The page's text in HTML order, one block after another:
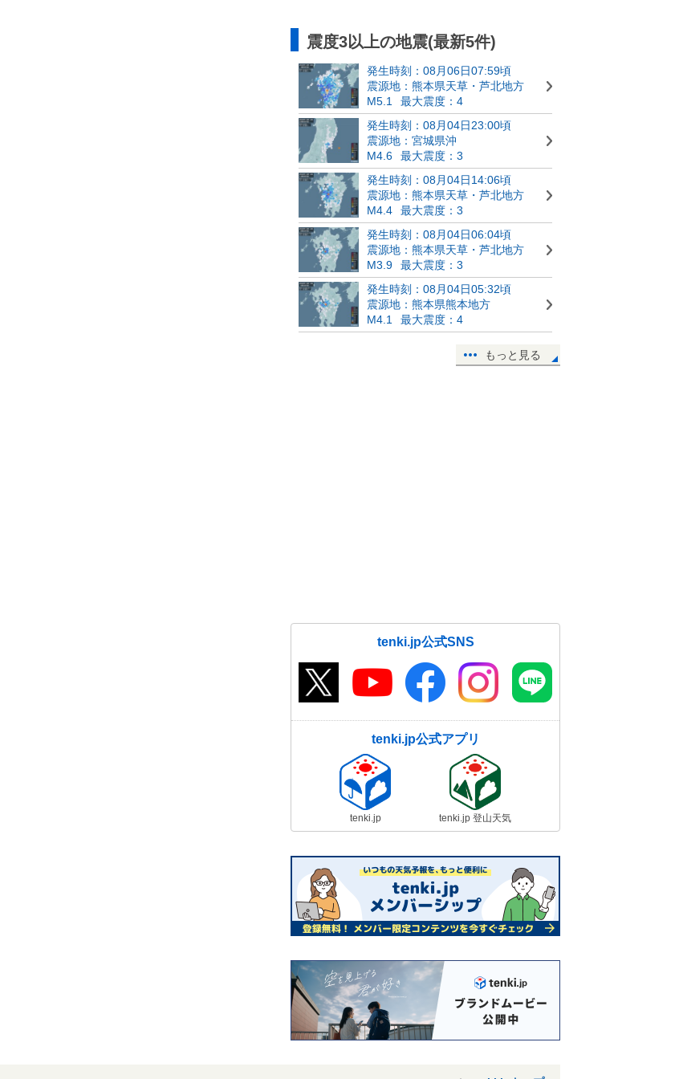
震度3以上の地震(最新5件)
発生時刻：08月06日07:59頃
震源地：熊本県天草・芦北地方
M5.1
最大震度：4
発生時刻：08月04日23:00頃
震源地：宮城県沖
M4.6
最大震度：3
発生時刻：08月04日14:06頃
震源地：熊本県天草・芦北地方
M4.4
最大震度：3
発生時刻：08月04日06:04頃
震源地：熊本県天草・芦北地方
M3.9
最大震度：3
発生時刻：08月04日05:32頃
震源地：熊本県熊本地方
M4.1
最大震度：4
もっと見る
tenki.jp公式SNS
tenki.jp公式アプリ
tenki.jp tenki.jp 登山天気